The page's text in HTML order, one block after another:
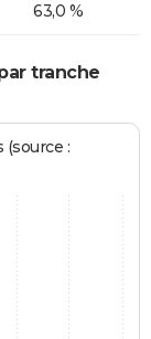
63,0 %
tranche
: